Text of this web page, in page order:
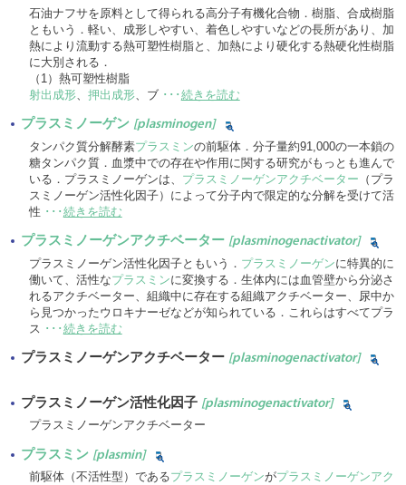
石油ナフサを原料として得られる高分子有機化合物．樹脂、合成樹脂
ともいう．軽い、成形しやすい、着色しやすいなどの長所があり、加
熱により流動する熱可塑性樹脂と、加熱により硬化する熱硬化性樹脂
に大別される．
（1）熱可塑性樹脂
射出成形、 押出成形、ブ ･･･ 続きを読む
プラスミノーゲン [plasminogen]
タンパク質分解酵素プラスミンの前駆体．分子量約91,000の一本鎖の
糖タンパク質．血漿中での存在や作用に関する研究がもっとも進んで
いる．プラスミノーゲンは、 プラスミノーゲンアクチベーター （プラ
スミノーゲン活性化因子）によって分子内で限定的な分解を受けて活
性 ･･･ 続きを読む
プラスミノーゲンアクチベーター [plasminogenactivator]
プラスミノーゲン活性化因子ともいう． プラスミノーゲンに特異的に
働いて、活性なプラスミンに変換する．生体内には血管壁から分泌さ
れるアクチベーター、組織中に存在する組織アクチベーター、尿中か
ら見つかったウロキナーゼなどが知られている．これらはすべてプラ
ス ･･･ 続きを読む
プラスミノーゲンアクチベーター [plasminogenactivator]
プラスミノーゲン活性化因子 [plasminogenactivator]
プラスミノーゲンアクチベーター
プラスミン [plasmin]
前駆体（不活性型）であるプラスミノーゲンがプラスミノーゲンアク